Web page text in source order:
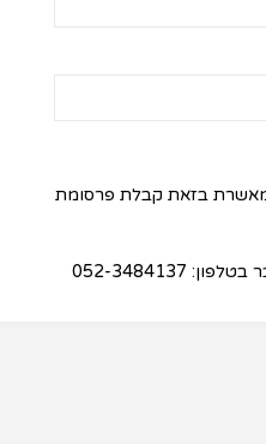
מאשרת בזאת קבלת פרסומת
3484137